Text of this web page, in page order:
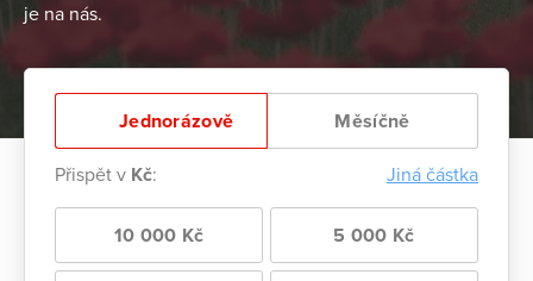
je na nás.
Jednorázově Měsíčně
Přispět v Kč: Jiná částka
10 000 Kč 5 000 Kč